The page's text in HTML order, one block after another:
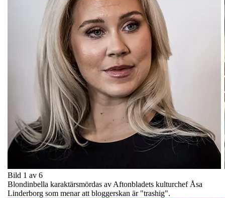
Bild 1 av 6
Blondinbella karaktärsmördas av Aftonbladets kulturchef Åsa
Linderborg som menar att bloggerskan är "trashig".